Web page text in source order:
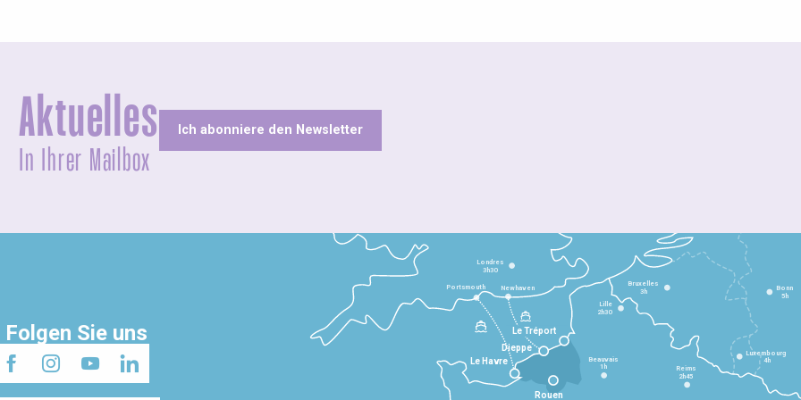
Aktuelles
In Ihrer Mailbox
Ich abonniere den Newsletter
Folgen Sie uns
Le Havre
Dieppe
Le Tréport
Beauvais
1h Reims
2h45
Lille
2h30
Bruxelles
3h
Londres
3h30
Newhaven
Portsmouth Bonn
5h
Luxembourg
4h
Rouen